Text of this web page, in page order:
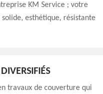
KM Service ; votre
esthétique, résistante
travaux de couverture qui